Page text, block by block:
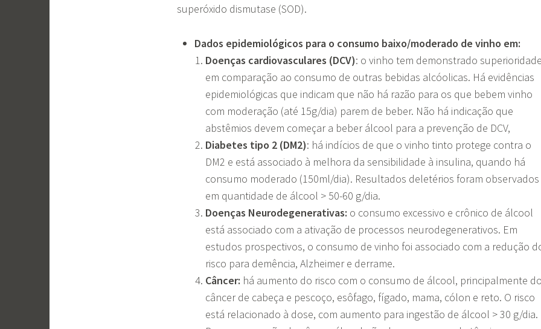
superóxido dismutase (SOD).
Dados epidemiológicos para o consumo baixo/moderado de vinho em:
Doenças cardiovasculares (DCV): o vinho tem demonstrado
em comparação ao consumo de outras bebidas alcóolicas. Há evidências
epidemiológicas que indicam que não há razão para os que bebem vinho
com moderação (até 15g/dia) parem de beber. Não há indicação que
abstêmios devem começar a beber álcool para a prevenção de DCV,
Diabetes tipo 2 (DM2): há indícios de que o vinho tinto protege contra o
DM2 e está associado à melhora da sensibilidade à insulina, quando há
consumo moderado (150ml/dia). Resultados deletérios foram observados
em quantidade de álcool > 50-60 g/dia.
Doenças Neurodegenerativas: o consumo excessivo e crônico de álcool
está associado com a ativação de processos neurodegenerativos. Em
estudos prospectivos, o consumo de vinho foi associado com a redução
risco para demência, Alzheimer e derrame.
Câncer: há aumento do risco com o consumo de álcool, principalmente
câncer de cabeça e pescoço, esôfago, fígado, mama, cólon e reto. O risco
está relacionado à dose, com aumento para ingestão de álcool > 30 g/dia.